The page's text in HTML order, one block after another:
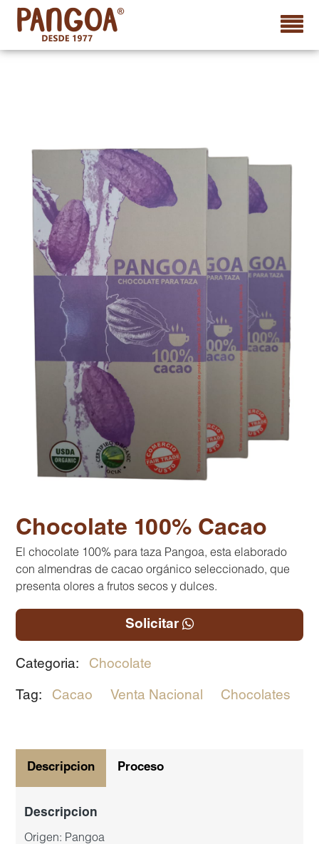
Chocolate 100% Cacao
El chocolate 100% para taza Pangoa, esta elaborado
con almendras de cacao orgánico seleccionado, que
presenta olores a frutos secos y dulces.
Solicitar
Categoria: Chocolate
Tag: Cacao Venta Nacional Chocolates
Descripcion Proceso
Descripcion
Origen: Pangoa